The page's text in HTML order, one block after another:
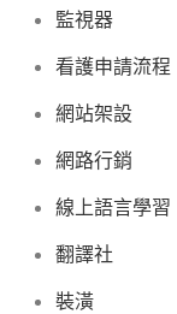
監視器
看護申請流程
網站架設
網路行銷
線上語言學習
翻譯社
裝潢